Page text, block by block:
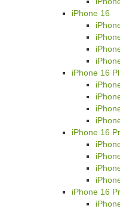
iPhone 16
iPhone 16
iPhone 16
iPhone 16